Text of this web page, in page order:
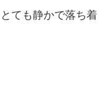
ても静かで落ち着